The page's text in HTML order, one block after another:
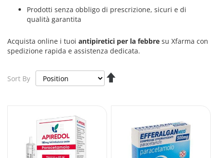
Prodotti senza obbligo di prescrizione, sicuri e di
qualità garantita
Acquista online i tuoi antipiretici per la febbre su Xfarma con
spedizione rapida e assistenza dedicata.
Sort By